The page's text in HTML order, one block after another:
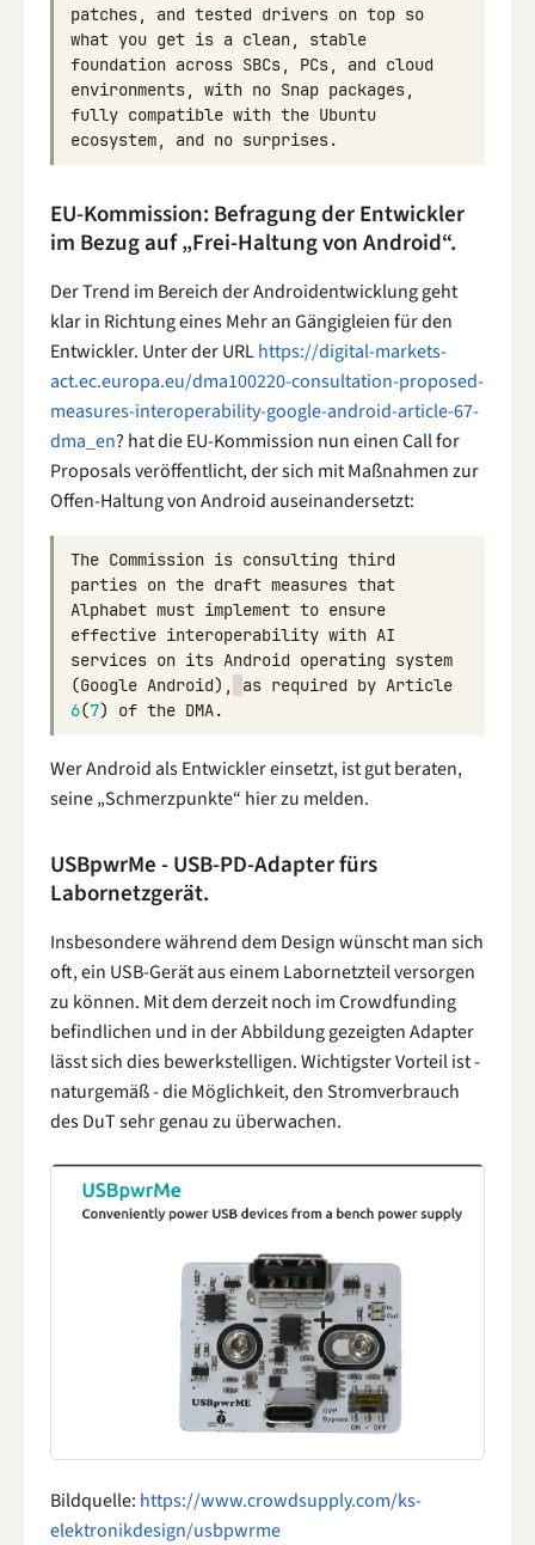
patches, and tested drivers on top so
what you get is a clean,
stable
foundation across SBCs, PCs, and cloud
environments, with no Snap packages,
fully compatible with the Ubuntu
ecosystem, and no surprises.
EU-Kommission: Befragung der Entwickler
im Bezug auf „Frei-Haltung von Android“.
Der Trend im Bereich der Androidentwicklung geht
klar in Richtung eines Mehr an Gängigleien für den
Entwickler. Unter der URLhttps://digital-markets-
act.ec.europa.eu/dma100220-consultation-proposed-
measures-interoperability-google-android-article-67-
dma_en? hat die EU-Kommission nun einen Call for
Proposals veröffentlicht, der sich mit Maßnahmen zur
Offen-Haltung von Android auseinandersetzt:
The Commission is consulting third
parties on the draft measures that
Alphabet must implement to ensure
effective interoperability with AI
services on its Android operating system
(Google Android), as required by Article
6(7) of the DMA.
Wer Android als Entwickler einsetzt, ist gut beraten,
seine „Schmerzpunkte“ hier zu melden.
USBpwrMe - USB-PD-Adapter fürs
Labornetzgerät.
Insbesondere während dem Design wünscht man sich
oft, ein USB-Gerät aus einem Labornetzteil versorgen
zu können. Mit dem derzeit noch im Crowdfunding
befindlichen und in der Abbildung gezeigten Adapter
lässt sich dies bewerkstelligen. Wichtigster Vorteil ist -
naturgemäß - die Möglichkeit, den Stromverbrauch
des DuT sehr genau zu überwachen.
Bildquelle: https://www.crowdsupply.com/ks-
elektronikdesign/usbpwrme